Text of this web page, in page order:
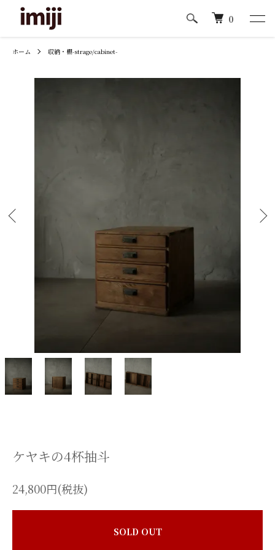
0
ホーム 収納・棚-strage/cabinet-
ケヤキの4杯抽斗
24,800円(税抜)
SOLD OUT